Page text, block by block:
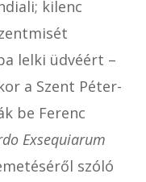
kilenc
lelki üdvéért –
a Szent Péter-
be Ferenc
Exsequiarum
szóló